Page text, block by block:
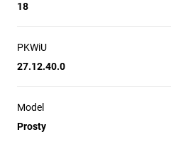
18
PKWiU
27.12.40.0
Model
Prosty